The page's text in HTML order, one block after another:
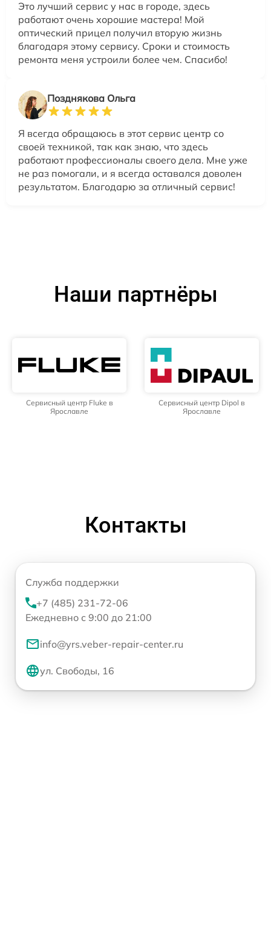
Это лучший сервис у нас в городе, здесь
работают очень хорошие мастера! Мой
оптический прицел получил вторую жизнь
благодаря этому сервису. Сроки и стоимость
ремонта меня устроили более чем. Спасибо!
Позднякова Ольга
Я всегда обращаюсь в этот сервис центр со
своей техникой, так как знаю, что здесь
работают профессионалы своего дела. Мне уже
не раз помогали, и я всегда оставался доволен
результатом. Благодарю за отличный сервис!
Наши партнёры
Сервисный центр Fluke в
Ярославле
Сервисный центр Dipol в
Ярославле
Контакты
Служба поддержки
+7 (485) 231-72-06
Ежедневно с 9:00 до 21:00
info@yrs.veber-repair-center.ru
ул. Свободы, 16